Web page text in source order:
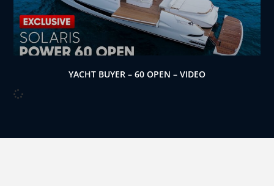
YACHT BUYER – 60 OPEN – VIDEO